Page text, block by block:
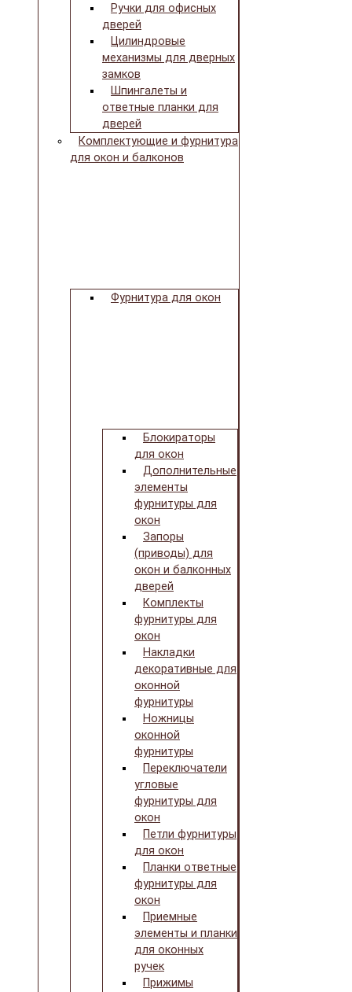
Ручки для офисных
дверей
Цилиндровые
механизмы для дверных
замков
Шпингалеты и
ответные планки для
дверей
Комплектующие и фурнитура
для окон и балконов
Фурнитура для окон
Блокираторы
для окон
Дополнительные
элементы
фурнитуры для
окон
Запоры
(приводы) для
окон и балконных
дверей
Комплекты
фурнитуры для
окон
Накладки
декоративные для
оконной
фурнитуры
Ножницы
оконной
фурнитуры
Переключатели
угловые
фурнитуры для
окон
Петли фурнитуры
для окон
Планки ответные
фурнитуры для
окон
Приемные
элементы и планки
для оконных
ручек
Прижимы